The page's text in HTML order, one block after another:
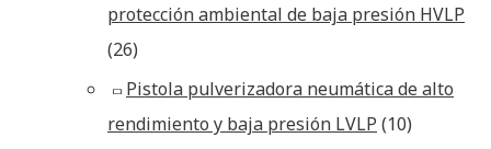
protección ambiental de baja presión HVLP
(26)
Pistola pulverizadora neumática de alto
rendimiento y baja presión LVLP (10)